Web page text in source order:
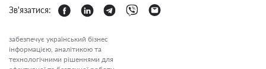
Зв'язатися:
забезпечує український бізнес
інформацією, аналітикою та
технологічними рішеннями для